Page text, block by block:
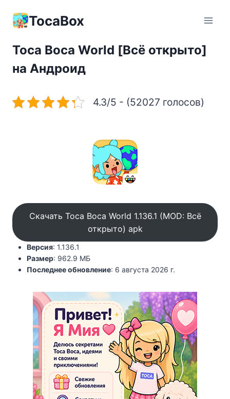
содержимомуTocaBox
Toca Boca World [Всё открыто]
на Андроид
4.3/5 - (52027 голосов)
Скачать Toca Boca World 1.136.1 (MOD: Всё
открыто) apk
Версия: 1.136.1
Размер: 962.9 МБ
Последнее обновление: 6 августа 2026 г.